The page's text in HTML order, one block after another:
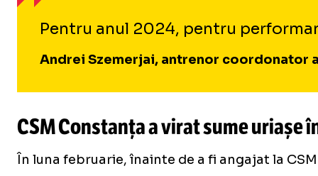
Pentru anul 2024, pentru
Andrei Szemerjai, antrenor coordonator
CSM Constanța a virat sume uriașe
În luna februarie, înainte de a fi angajat la